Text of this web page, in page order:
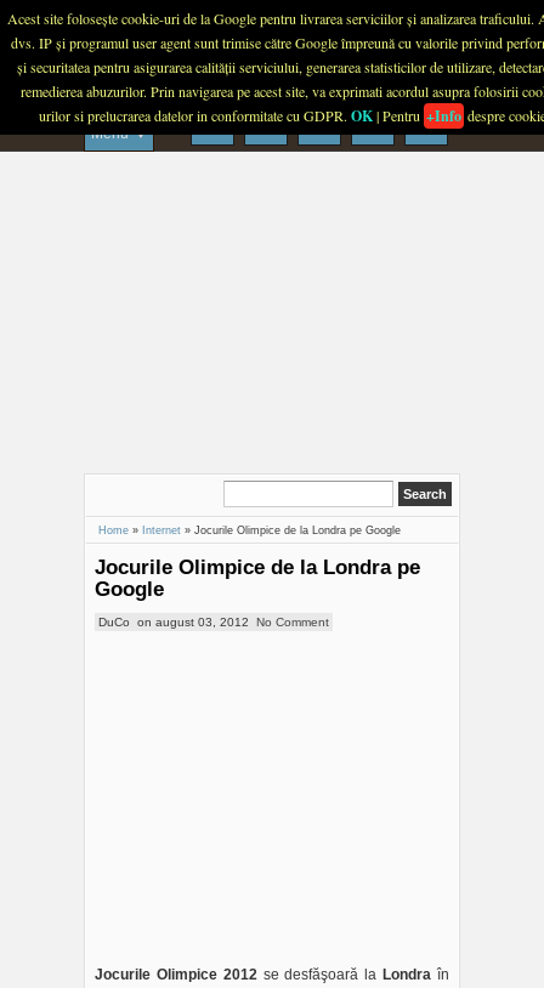
Menu
PLANETA TECH
Menu
Home » Internet » Jocurile Olimpice de la Londra pe Google
Jocurile Olimpice de la Londra pe
Google
DuCo on august 03, 2012 No Comment
Jocurile Olimpice 2012se desfăşoară la Londra în
Acest site folosește cookie-uri de la Google pentru livrarea serviciilor și analizarea traficului.
dvs. IP și programul user agent sunt trimise către Google împreună cu valorile privind
și securitatea pentru asigurarea calității serviciului, generarea statisticilor de utilizare,
remedierea abuzurilor. Prin navigarea pe acest site, va exprimati acordul asupra folosirii
urilor si prelucrarea datelor in conformitate cu GDPR. OK| Pentru +Info despre